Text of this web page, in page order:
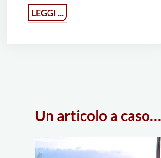
LEGGI ...
Nicolas
Un articolo a caso…